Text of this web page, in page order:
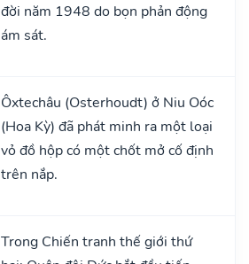
đời năm 1948 do bọn phản động
ám sát.
Ôxtechâu (Osterhoudt) ở Niu Oóc
(Hoa Kỳ) đã phát minh ra một loại
vỏ đồ hộp có một chốt mở cố định
trên nắp.
Trong Chiến tranh thế giới thứ